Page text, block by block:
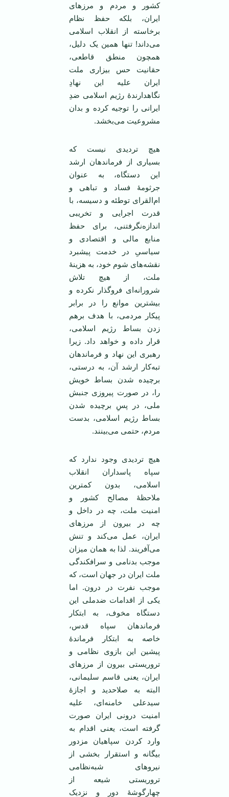
کشور و مردم و مرزهای
ایران، بلکه حفظ نظام
برخاسته از انقلاب اسلامی
می‌داند! تنها همین یک دلیل،
همچون منطق قاطعی،
حقانیت حس بیزاری ملت
ایران علیه این نهادِ
نگاهدارندۀ رژیم اسلامی ضدِ
ایرانی‌ را توجیه کرده و بدان
مشروعیت می‌بخشد.
هیچ تردیدی نیست که
بسیاری از فرماندهان ارشد
این دستگاه، به عنوان
جرثومۀ فساد و تباهی و
ام‌القرای توطئه و دسیسه، با
قدرت اجرایی و تخریبی
اندازه‌نگرفتنی، برای حفظ
منابع مالی و اقتصادی و
سیاسیِ در خدمت پیشبرد
نقشه‌های شوم خود، به هزینۀ
ملت، از هیچ تلاش
شرورانه‌ای فروگذار نکرده‌ و
بیشترین موانع را در برابر
پیکار مردمی، با هدف برهم
زدن بساط رژیم اسلامی،
قرار داده و خواهد داد. زیرا
رهبری این نهاد و فرماندهان
تبه‌کار ارشد آن، به درستی،
برچیده شدن بساط خویش
را، در صورت پیروزی جنبش
ملی، در پسِ برچیده شدن
بساط رژیم اسلامی، بدست
مردم، حتمی می‌بینند.
هیچ تردیدی وجود ندارد که
سپاه پاسداران انقلاب
اسلامی، بدون کمترین
ملاحظۀ مصالح کشور و
امنیت ملت، چه در داخل و
چه در بیرون از مرزهای
ایران، عمل می‌کند و تنش
می‌آفریند. لذا به همان میزان
موجب بدنامی و سرافکندگی
ملت ایران در جهان است، که
موجب نفرت در درون. اما
یکی از اقدامات ضدملی این
دستگاه مخوف، به ابتکار
فرماندهان سپاه قدس،
خاصه به ابتکار فرماندۀ
پیشین این بازوی نظامی و
تروریستی بیرون از مرزهای
ایران، یعنی قاسم سلیمانی،
البته به صلاحدید و اجازۀ
سیدعلی خامنه‌ای، علیه
امنیت درونی ایران صورت
گرفته است، یعنی اقدام به
وارد کردن سپاهیان مزدور
بیگانه و استقرار بخشی از
نیروهای شبه‌نظامی
تروریستی شیعه از
چهارگوشۀ دور و نزدیک